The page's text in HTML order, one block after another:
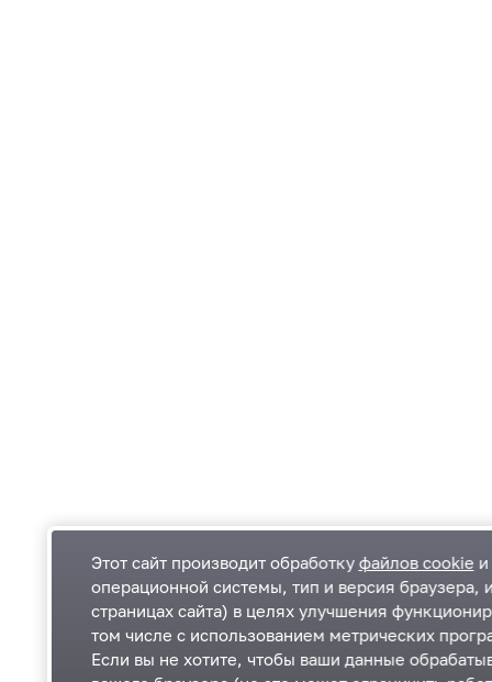
Одинцовский городской округ Московской
области
143000, Московская область, г. Одинцово,
Этот сайт производит обработку файлов cookie
операционной системы, тип и версия браузера,
страницах сайта) в целях улучшения
том числе с использованием метрических
Если вы не хотите, чтобы ваши данные